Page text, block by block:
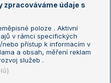
soukromí
o zpracování osobních
zpracováváme údaje s
poloze . Aktivní
v rámci specifických
přístup k informacím v
a obsah, měření reklam
služeb .